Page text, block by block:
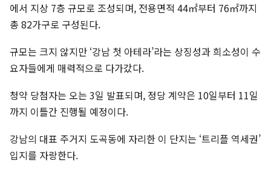
에서 지상 7층 규모로 조성되며, 전용면적 44㎡부터 76㎡까지
총 82가구로 구성된다.
규모는 크지 않지만 ‘강남 첫 아테라’라는 상징성과 희소성이 수
요자들에게 매력적으로 다가갔다.
청약 당첨자는 오는 3일 발표되며, 정당 계약은 10일부터 11일
까지 이틀간 진행될 예정이다.
강남의 대표 주거지 도곡동에 자리한 이 단지는 ‘트리플 역세권’
입지를 자랑한다.